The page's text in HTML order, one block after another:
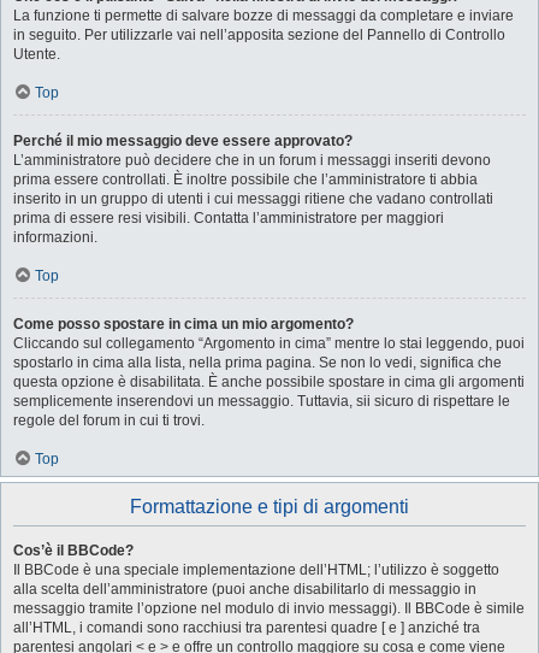
La funzione ti permette di salvare bozze di messaggi da completare e inviare
in seguito. Per utilizzarle vai nell’apposita sezione del Pannello di Controllo
Utente.
Top
Perché il mio messaggio deve essere approvato?
L’amministratore può decidere che in un forum i messaggi inseriti devono
prima essere controllati. È inoltre possibile che l’amministratore ti abbia
inserito in un gruppo di utenti i cui messaggi ritiene che vadano controllati
prima di essere resi visibili. Contatta l’amministratore per maggiori
informazioni.
Top
Come posso spostare in cima un mio argomento?
Cliccando sul collegamento “Argomento in cima” mentre lo stai leggendo, puoi
spostarlo in cima alla lista, nella prima pagina. Se non lo vedi, significa che
questa opzione è disabilitata. È anche possibile spostare in cima gli argomenti
semplicemente inserendovi un messaggio. Tuttavia, sii sicuro di rispettare le
regole del forum in cui ti trovi.
Top
Formattazione e tipi di argomenti
Cos’è il BBCode?
Il BBCode è una speciale implementazione dell’HTML; l’utilizzo è soggetto
alla scelta dell’amministratore (puoi anche disabilitarlo di messaggio in
messaggio tramite l’opzione nel modulo di invio messaggi). Il BBCode è simile
all’HTML, i comandi sono racchiusi tra parentesi quadre [ e ] anziché tra
parentesi angolari < e > e offre un controllo maggiore su cosa e come viene